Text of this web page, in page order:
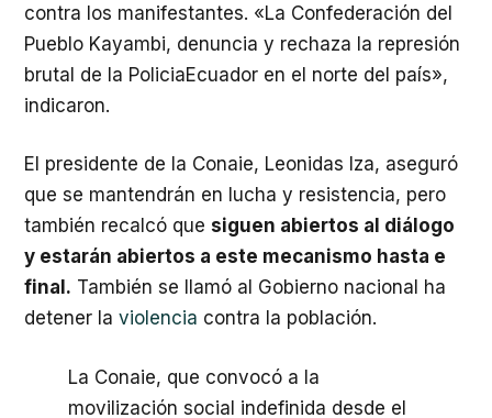
contra los manifestantes. «La Confederación del
Pueblo Kayambi, denuncia y rechaza la represión
brutal de la PoliciaEcuador en el norte del país»,
indicaron.
El presidente de la Conaie, Leonidas Iza, aseguró
que se mantendrán en lucha y resistencia, pero
también recalcó que siguen abiertos al diálogo
y estarán abiertos a este mecanismo hasta e
final. También se llamó al Gobierno nacional ha
detener la violencia contra la población.
La Conaie, que convocó a la
movilización social indefinida desde el